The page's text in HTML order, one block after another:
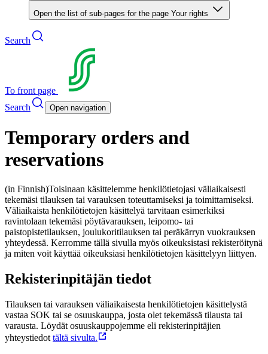
Open the list of sub-pages for the page Your rights
Search
To front page
Search
Open navigation
Temporary orders and
reservations
(in Finnish)Toisinaan käsittelemme henkilötietojasi väliaikaisesti
tekemäsi tilauksen tai varauksen toteuttamiseksi ja toimittamiseksi.
Väliaikaista henkilötietojen käsittelyä tarvitaan esimerkiksi
ravintolaan tekemäsi pöytävarauksen, leipomo- tai
paistopistetilauksen, joulukoritilauksen tai peräkärryn vuokrauksen
yhteydessä. Kerromme tällä sivulla myös oikeuksistasi rekisteröitynä
ja miten voit käyttää oikeuksiasi henkilötietojen käsittelyyn liittyen.
Rekisterinpitäjän tiedot
Tilauksen tai varauksen väliaikaisesta henkilötietojen käsittelystä
vastaa SOK tai se osuuskauppa, josta olet tekemässä tilausta tai
varausta. Löydät osuuskauppojemme eli rekisterinpitäjien
yhteystiedot tältä sivulta.